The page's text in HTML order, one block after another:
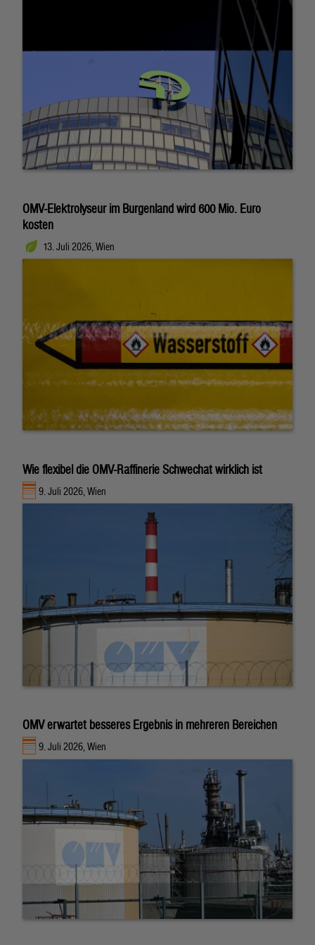
OMV-Elektrolyseur im Burgenland wird 600 Mio. Euro
kosten
13. Juli 2026, Wien
Wie flexibel die OMV-Raffinerie Schwechat wirklich ist
9. Juli 2026, Wien
OMV erwartet besseres Ergebnis in mehreren Bereichen
9. Juli 2026, Wien